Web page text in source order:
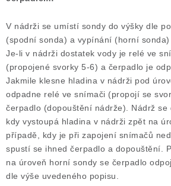
V nádrži se umístí sondy do výšky dle
(spodní sonda) a vypínání (horní sonda)
Je-li v nádrži dostatek vody je relé ve
(propojené svorky 5-6) a čerpadlo je
Jakmile klesne hladina v nádrži pod
odpadne relé ve snímači (propojí se
čerpadlo (dopouštění nádrže). Nádrž se
kdy vystoupá hladina v nádrži zpět na
případě, kdy je při zapojení snímačů
spustí se ihned čerpadlo a dopouštění.
na úroveň horní sondy se čerpadlo
dle výše uvedeného popisu.